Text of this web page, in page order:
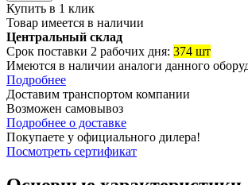
Купить в 1 клик
Товар имеется в наличии
Центральный склад
Срок поставки 2 рабочих дня: 374 шт
Имеются в наличии аналоги данного
Подробнее
Доставим транспортом компании
Возможен самовывоз
Подробнее о доставке
Покупаете у официального дилера!
Посмотреть сертификат